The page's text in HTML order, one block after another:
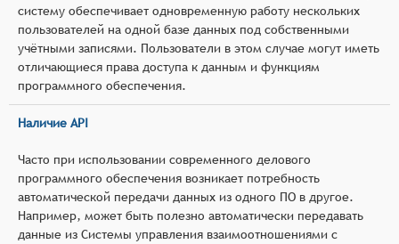
систему обеспечивает одновременную работу нескольких
пользователей на одной базе данных под собственными
учётными записями. Пользователи в этом случае могут иметь
отличающиеся права доступа к данным и функциям
программного обеспечения.
Наличие API
Часто при использовании современного делового
программного обеспечения возникает потребность
автоматической передачи данных из одного ПО в другое.
Например, может быть полезно автоматически передавать
данные из Системы управления взаимоотношениями с